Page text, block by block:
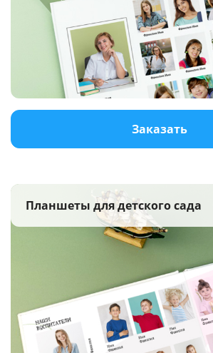
Полиграфия
Услуги и сервис
Магазин
Заказать
Планшеты для детского сада